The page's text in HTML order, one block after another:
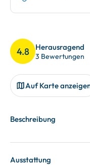
4.8 Herausragend
3 Bewertungen
Auf Karte
Beschreibung
Ausstattung